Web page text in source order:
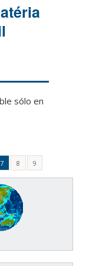
sólo en
7 8 9